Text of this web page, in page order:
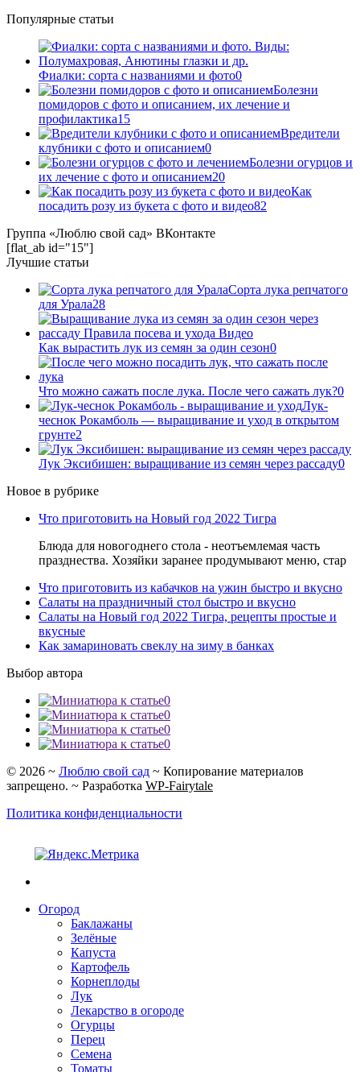
Популярные статьи
Фиалки: сорта с названиями и фото0
Болезни
помидоров с фото и описанием, их лечение и
профилактика15
Вредители
клубники с фото и описанием0
Болезни огурцов и
их лечение с фото и описанием20
Как
посадить розу из букета с фото и видео82
Группа «Люблю свой сад» ВКонтакте
[flat_ab id="15"]
Лучшие статьи
Сорта лука репчатого
для Урала28
Как вырастить лук из семян за один сезон0
Что можно сажать после лука. После чего сажать лук?0
Лук-
чеснок Рокамболь — выращивание и уход в открытом
грунте2
Лук Эксибишен: выращивание из семян через рассаду0
Новое в рубрике
Что приготовить на Новый год 2022 Тигра
Блюда для новогоднего стола - неотъемлемая часть
празднества. Хозяйки заранее продумывают меню, стар
Что приготовить из кабачков на ужин быстро и вкусно
Салаты на праздничный стол быстро и вкусно
Салаты на Новый год 2022 Тигра, рецепты простые и
вкусные
Как замариновать свеклу на зиму в банках
Выбор автора
0
0
0
0
© 2026 ~ Люблю свой сад ~ Копирование материалов
запрещено. ~ Разработка WP-Fairytale
Политика конфиденциальности
Огород
Баклажаны
Зелёные
Капуста
Картофель
Корнеплоды
Лук
Лекарство в огороде
Огурцы
Перец
Семена
Томаты